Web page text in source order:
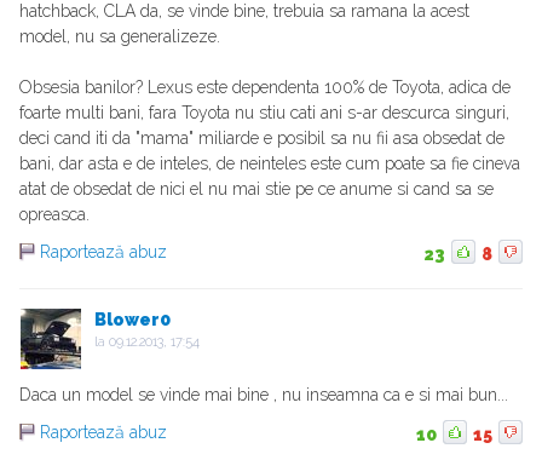
hatchback, CLA da, se vinde bine, trebuia sa ramana la acest
model, nu sa generalizeze.
Obsesia banilor? Lexus este dependenta 100% de Toyota, adica de
foarte multi bani, fara Toyota nu stiu cati ani s-ar descurca singuri,
deci cand iti da "mama" miliarde e posibil sa nu fii asa obsedat de
bani, dar asta e de inteles, de neinteles este cum poate sa fie cineva
atat de obsedat de nici el nu mai stie pe ce anume si cand sa se
opreasca.
Raportează abuz
23 8
Blower0
la 09.12.2013, 17:54
Daca un model se vinde mai bine , nu inseamna ca e si mai bun...
Raportează abuz
10 15